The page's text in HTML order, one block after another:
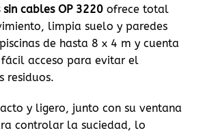
cables OP 3220 ofrece total
limpia suelo y paredes
de hasta 8 x 4 m y cuenta
acceso para evitar el
residuos.
y ligero, junto con su ventana
controlar la suciedad, lo